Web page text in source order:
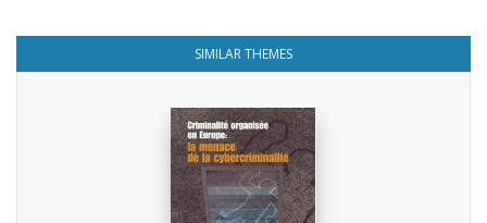
SIMILAR THEMES